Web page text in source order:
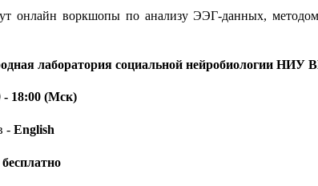
онлайн воркшопы по анализу ЭЭГ-данных,
лаборатория социальной нейробиологии НИУ
- 18:00 (Мск)
- English